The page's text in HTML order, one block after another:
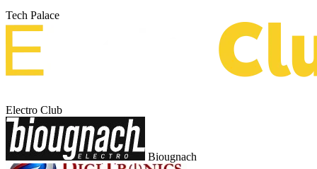
Tech Palace
Electro Club
Biougnach